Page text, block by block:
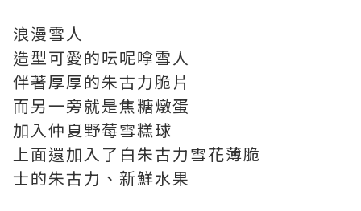
浪漫雪人
造型可愛的呍呢嗱雪人
伴著厚厚的朱古力脆片
而另一旁就是焦糖燉蛋
加入仲夏野莓雪糕球
上面還加入了白朱古力雪花薄脆
士的朱古力、新鮮水果